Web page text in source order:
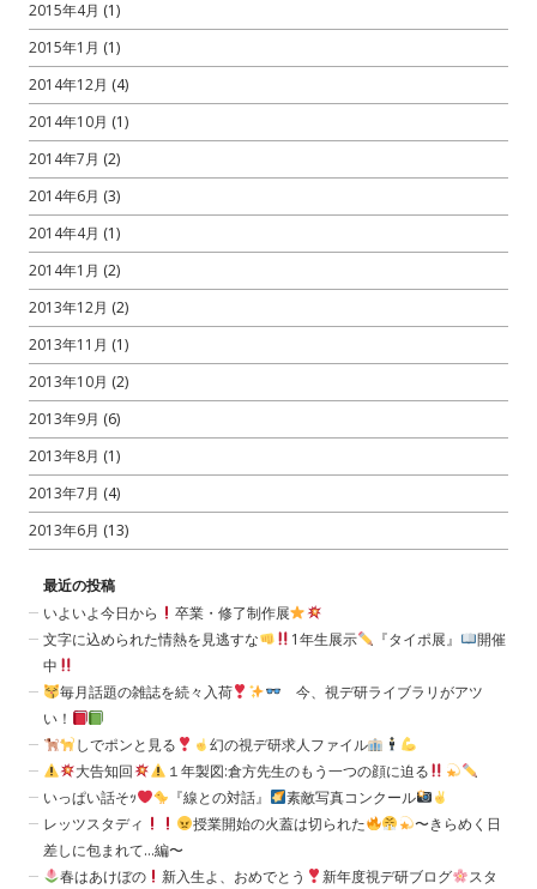
2015年4月 (1)
2015年1月 (1)
2014年12月 (4)
2014年10月 (1)
2014年7月 (2)
2014年6月 (3)
2014年4月 (1)
2014年1月 (2)
2013年12月 (2)
2013年11月 (1)
2013年10月 (2)
2013年9月 (6)
2013年8月 (1)
2013年7月 (4)
2013年6月 (13)
最近の投稿
いよいよ今日から
卒業・修了制作展
文字に込められた情熱を見逃すな
1年生展示 『タイポ展』
開催
中
毎月話題の雑誌を続々入荷
今、視デ研ライブラリがアツ
い！
しでポンと見る
幻の視デ研求人ファイル
大告知回
１年製図:倉方先生のもう一つの顔に迫る
いっぱい話そｯ
『線との対話』
素敵写真コンクール
レッツスタディ
授業開始の火蓋は切られた
〜きらめく日
差しに包まれて…編〜
春はあけぼの
新入生よ、おめでとう 新年度視デ研ブログ スタ